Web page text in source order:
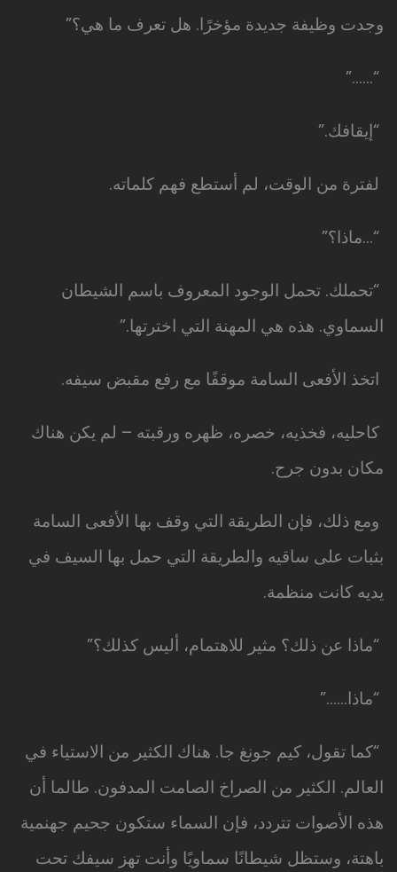
وجدت وظيفة جديدة مؤخرًا. هل تعرف ما هي؟”
“……”
“إيقافك.”
لفترة من الوقت، لم أستطع فهم كلماته.
“…ماذا؟”
“تحملك. تحمل الوجود المعروف باسم الشيطان
السماوي. هذه هي المهنة التي اخترتها.”
اتخذ الأفعى السامة موقفًا مع رفع مقبض سيفه.
كاحليه، فخذيه، خصره، ظهره ورقبته – لم يكن هناك
مكان بدون جرح.
ومع ذلك، فإن الطريقة التي وقف بها الأفعى السامة
بثبات على ساقيه والطريقة التي حمل بها السيف في
يديه كانت منظمة.
“ماذا عن ذلك؟ مثير للاهتمام، أليس كذلك؟”
“ماذا……”
“كما تقول، كيم جونغ جا. هناك الكثير من الاستياء في
العالم. الكثير من الصراخ الصامت المدفون. طالما أن
هذه الأصوات تتردد، فإن السماء ستكون جحيم جهنمية
باهتة، وستظل شيطانًا سماويًا وأنت تهز سيفك تحت